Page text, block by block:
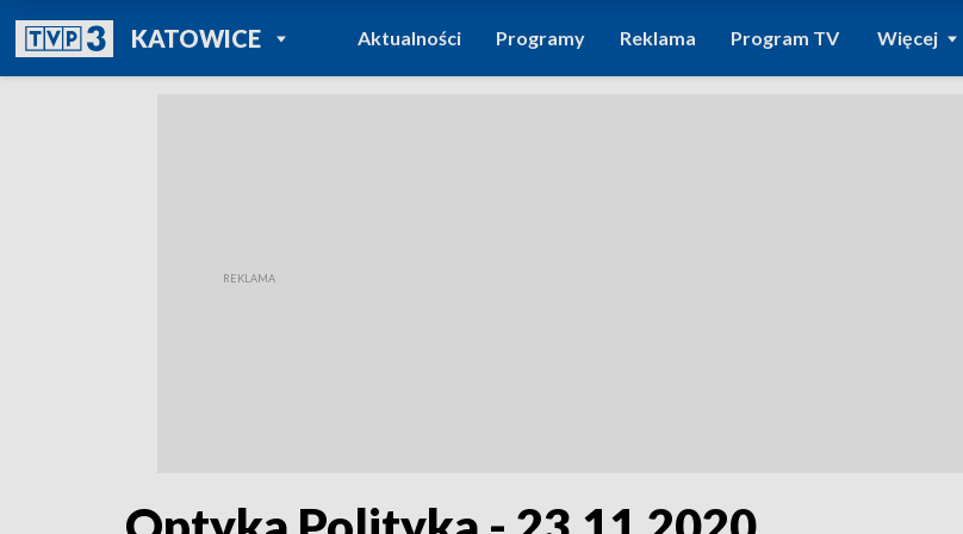
KATOWICEPOWRÓT DO
TVP REGIONY
Aktualności Programy Reklama Program TV Więcej